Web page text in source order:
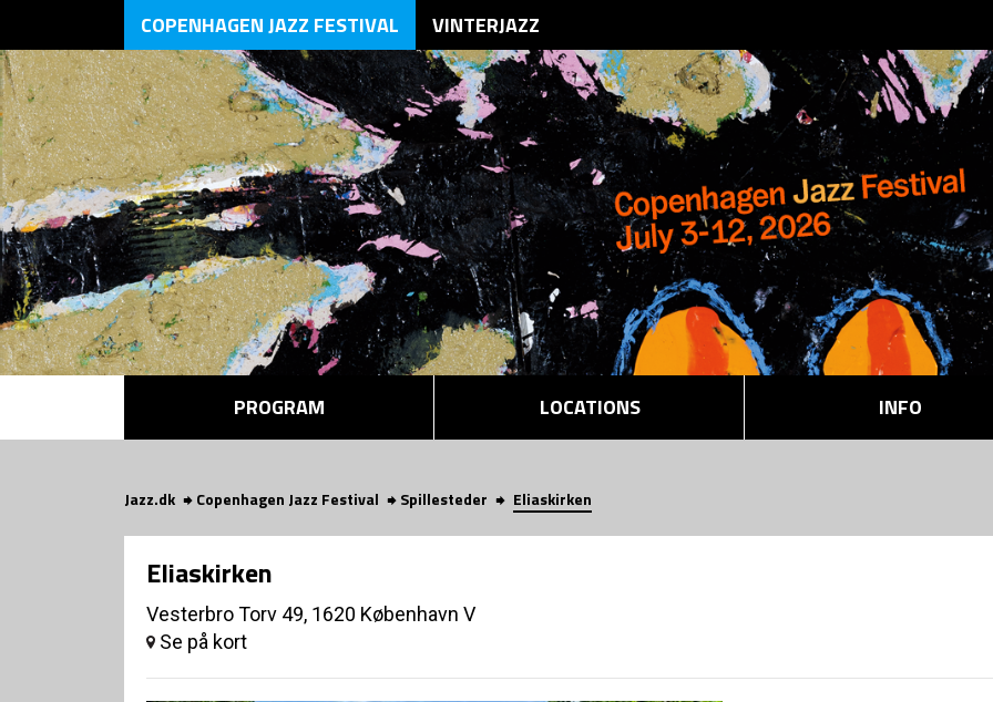
COPENHAGEN JAZZ FESTIVAL VINTERJAZZ
PROGRAM LOCATIONS INFO
Jazz.dk Copenhagen Jazz Festival Spillesteder Eliaskirken
Eliaskirken
Vesterbro Torv 49, 1620 København V
Se på kort